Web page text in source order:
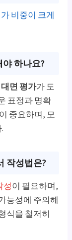
비중이 크게
하나요?
면 평가가 도
표정과 명확
중요하며, 모
작성법은?
성이 필요하며,
능성에 주의해
식을 철저히